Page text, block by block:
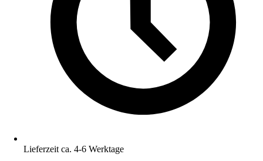
Lieferzeit ca. 4-6 Werktage